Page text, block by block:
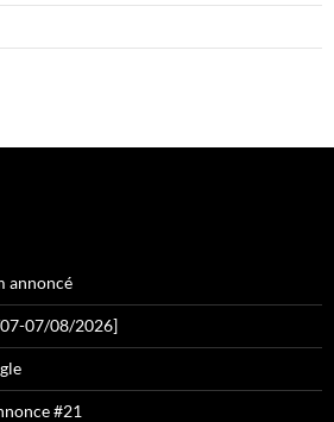
annoncé
07-07/08/2026]
#21